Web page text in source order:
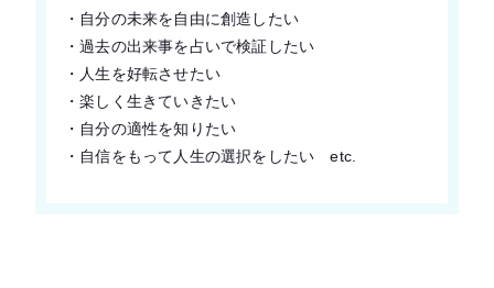
・自分の未来を自由に創造したい
・過去の出来事を占いで検証したい
・人生を好転させたい
・楽しく生きていきたい
・自分の適性を知りたい
・自信をもって人生の選択をしたい etc.